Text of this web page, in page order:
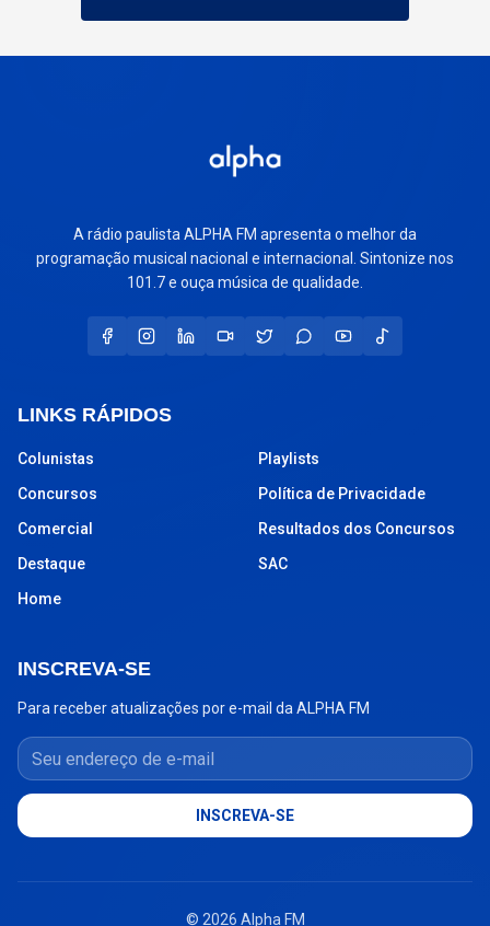
A rádio paulista ALPHA FM apresenta o melhor da
programação musical nacional e internacional. Sintonize nos
101.7 e ouça música de qualidade.
LINKS RÁPIDOS
Colunistas
Concursos
Comercial
Destaque
Home
Playlists
Política de Privacidade
Resultados dos Concursos
SAC
INSCREVA-SE
Para receber atualizações por e-mail da ALPHA FM
Seu endereço de e-mail
INSCREVA-SE
© 2026 Alpha FM